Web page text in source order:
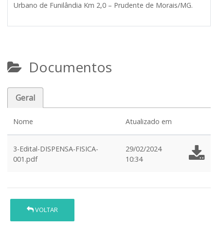
Urbano de Funilândia Km 2,0 – Prudente de Morais/MG.
Documentos
Geral
Nome Atualizado em
3-Edital-DISPENSA-FISICA-
001.pdf
29/02/2024
10:34
VOLTAR